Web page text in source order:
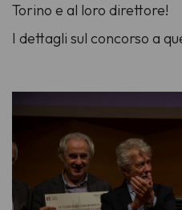
Torino e al loro direttore!
I dettagli sul concorso a